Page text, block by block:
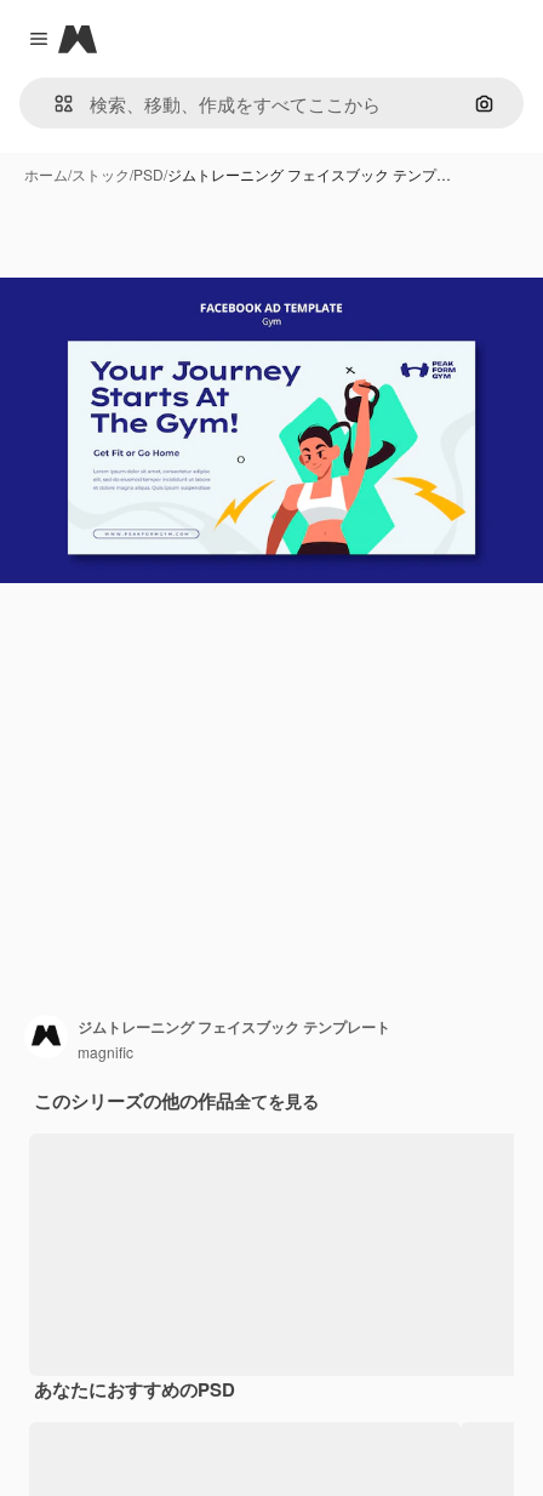
Close menu
Magnific
画像で
ホーム/ストック/PSD/ジムトレーニング フェイスブック テンプ…
ジムトレーニング フェイスブック テンプレート
magnific
このシリーズの他の作品全てを見る
あなたにおすすめのPSD